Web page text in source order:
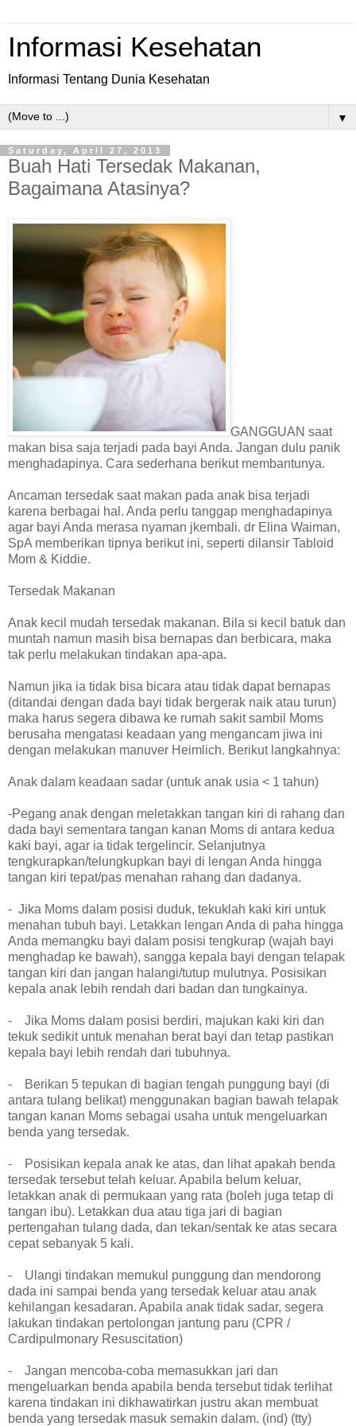
Informasi Kesehatan
Informasi Tentang Dunia Kesehatan
▼
Saturday, April 27, 2013
Buah Hati Tersedak Makanan,
Bagaimana Atasinya?
GANGGUAN saat
makan bisa saja terjadi pada bayi Anda. Jangan dulu panik
menghadapinya. Cara sederhana berikut membantunya.
Ancaman tersedak saat makan pada anak bisa terjadi
karena berbagai hal. Anda perlu tanggap menghadapinya
agar bayi Anda merasa nyaman jkembali. dr Elina Waiman,
SpA memberikan tipnya berikut ini, seperti dilansir Tabloid
Mom & Kiddie.
Tersedak Makanan
Anak kecil mudah tersedak makanan. Bila si kecil batuk dan
muntah namun masih bisa bernapas dan berbicara, maka
tak perlu melakukan tindakan apa-apa.
Namun jika ia tidak bisa bicara atau tidak dapat bernapas
(ditandai dengan dada bayi tidak bergerak naik atau turun)
maka harus segera dibawa ke rumah sakit sambil Moms
berusaha mengatasi keadaan yang mengancam jiwa ini
dengan melakukan manuver Heimlich. Berikut langkahnya:
Anak dalam keadaan sadar (untuk anak usia < 1 tahun)
-Pegang anak dengan meletakkan tangan kiri di rahang dan
dada bayi sementara tangan kanan Moms di antara kedua
kaki bayi, agar ia tidak tergelincir. Selanjutnya
tengkurapkan/telungkupkan bayi di lengan Anda hingga
tangan kiri tepat/pas menahan rahang dan dadanya.
- Jika Moms dalam posisi duduk, tekuklah kaki kiri untuk
menahan tubuh bayi. Letakkan lengan Anda di paha hingga
Anda memangku bayi dalam posisi tengkurap (wajah bayi
menghadap ke bawah), sangga kepala bayi dengan telapak
tangan kiri dan jangan halangi/tutup mulutnya. Posisikan
kepala anak lebih rendah dari badan dan tungkainya.
- Jika Moms dalam posisi berdiri, majukan kaki kiri dan
tekuk sedikit untuk menahan berat bayi dan tetap pastikan
kepala bayi lebih rendah dari tubuhnya.
- Berikan 5 tepukan di bagian tengah punggung bayi (di
antara tulang belikat) menggunakan bagian bawah telapak
tangan kanan Moms sebagai usaha untuk mengeluarkan
benda yang tersedak.
- Posisikan kepala anak ke atas, dan lihat apakah benda
tersedak tersebut telah keluar. Apabila belum keluar,
letakkan anak di permukaan yang rata (boleh juga tetap di
tangan ibu). Letakkan dua atau tiga jari di bagian
pertengahan tulang dada, dan tekan/sentak ke atas secara
cepat sebanyak 5 kali.
- Ulangi tindakan memukul punggung dan mendorong
dada ini sampai benda yang tersedak keluar atau anak
kehilangan kesadaran. Apabila anak tidak sadar, segera
lakukan tindakan pertolongan jantung paru (CPR /
Cardipulmonary Resuscitation)
- Jangan mencoba-coba memasukkan jari dan
mengeluarkan benda apabila benda tersebut tidak terlihat
karena tindakan ini dikhawatirkan justru akan membuat
benda yang tersedak masuk semakin dalam. (ind) (tty)